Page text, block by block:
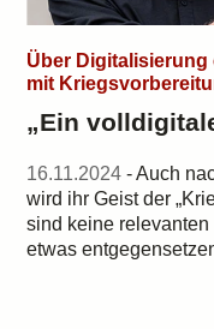
Über
mit
„Ein
16.11.2024 - Auch
wird ihr Geist der
sind keine
etwas